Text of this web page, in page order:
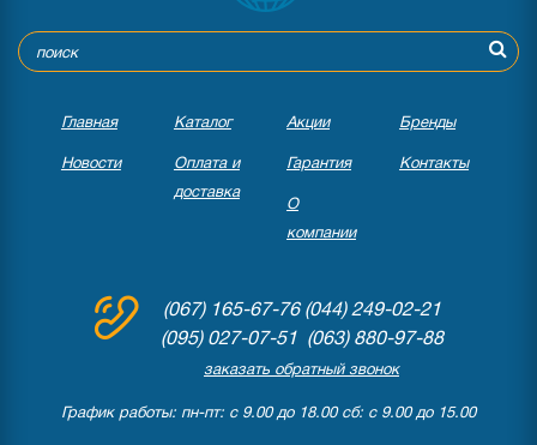
Главная Каталог Акции Бренды
Новости
Оплата и
доставка
Гарантия Контакты
О
компании
(067) 165-67-76(044) 249-02-21
(095) 027-07-51 (063) 880-97-88
заказать обратный звонок
График работы: пн-пт: с 9.00 до 18.00 сб: с 9.00 до 15.00